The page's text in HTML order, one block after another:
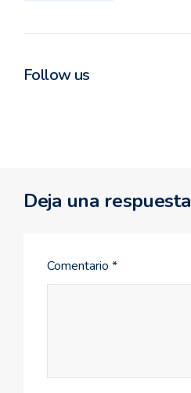
Follow us
Deja una respuesta
Comentario *